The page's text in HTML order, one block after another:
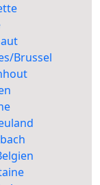
Brussel